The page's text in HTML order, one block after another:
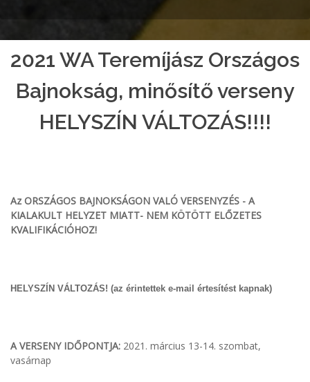
2021 WA Teremíjász Országos
Bajnokság, minősítő verseny
HELYSZÍN VÁLTOZÁS!!!!
Az ORSZÁGOS BAJNOKSÁGON VALÓ VERSENYZÉS - A
KIALAKULT HELYZET MIATT- NEM KÖTÖTT ELŐZETES
KVALIFIKÁCIÓHOZ!
HELYSZÍN VÁLTOZÁS! (az érintettek e-mail értesítést kapnak)
A VERSENY IDŐPONTJA: 2021. március 13-14. szombat,
vasárnap